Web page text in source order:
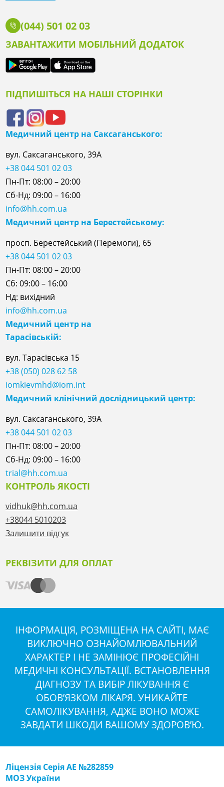
(044) 501 02 03
ЗАВАНТАЖИТИ МОБІЛЬНИЙ ДОДАТОК
ПІДПИШІТЬСЯ НА НАШІ СТОРІНКИ
Медичний центр на Саксаганського:
вул. Саксаганського, 39А
+38 044 501 02 03
Пн-Пт: 08:00 – 20:00
Сб-Нд: 09:00 – 16:00
info@hh.com.ua
Медичний центр на Берестейському:
просп. Берестейський (Перемоги), 65
+38 044 501 02 03
Пн-Пт: 08:00 – 20:00
Сб: 09:00 – 16:00
Нд: вихідний
info@hh.com.ua
Медичний центр на
Тарасівській:
вул. Тарасівська 15
+38 (050) 028 62 58
iomkievmhd@iom.int
Медичний клінічний дослідницький центр:
вул. Саксаганського, 39А
+38 044 501 02 03
Пн-Пт: 08:00 – 20:00
Сб-Нд: 09:00 – 16:00
trial@hh.com.ua
КОНТРОЛЬ ЯКОСТІ
vidhuk@hh.com.ua
+38044 5010203
Залишити відгук
РЕКВІЗИТИ ДЛЯ ОПЛАТ
ІНФОРМАЦІЯ, РОЗМІЩЕНА НА САЙТІ, МАЄ
ВИКЛЮЧНО ОЗНАЙОМЛЮВАЛЬНИЙ
ХАРАКТЕР І НЕ ЗАМІНЮЄ ПРОФЕСІЙНІ
МЕДИЧНІ КОНСУЛЬТАЦІЇ. ВСТАНОВЛЕННЯ
ДІАГНОЗУ ТА ВИБІР ЛІКУВАННЯ Є
ОБОВ’ЯЗКОМ ЛІКАРЯ. УНИКАЙТЕ
САМОЛІКУВАННЯ, АДЖЕ ВОНО МОЖЕ
ЗАВДАТИ ШКОДИ ВАШОМУ ЗДОРОВ’Ю.
Ліцензія Серія АЕ №282859
МОЗ України